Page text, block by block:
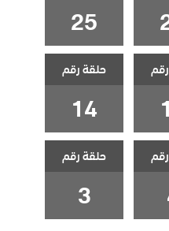
25
حلقة رقم
14
حلقة رقم
3